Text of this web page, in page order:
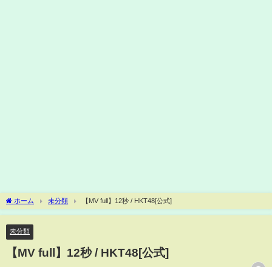
ホーム 未分類 【MV full】12秒 / HKT48[公式]
未分類
【MV full】12秒 / HKT48[公式]